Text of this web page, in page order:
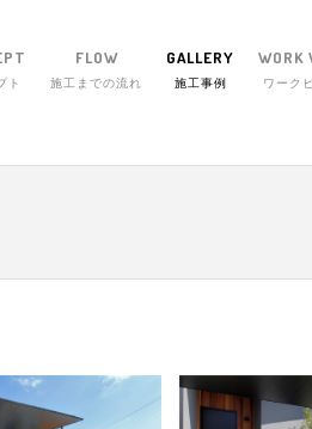
ト
FLOW
施工までの流れ
GALLERY
施工事例
WORK
ワーク